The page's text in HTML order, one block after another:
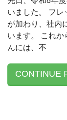
いました。 フレ
が加わり、社内
います。 これか
んには、不
CONTINUE